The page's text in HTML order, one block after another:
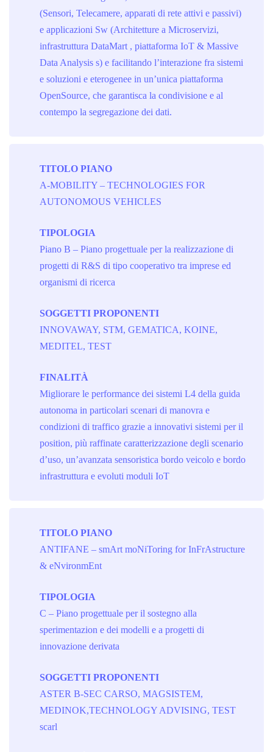
(Sensori, Telecamere, apparati di rete attivi e passivi)
e applicazioni Sw (Architetture a Microservizi,
infrastruttura DataMart , piattaforma IoT & Massive
Data Analysis s) e facilitando l’interazione fra sistemi
e soluzioni e eterogenee in un’unica piattaforma
OpenSource, che garantisca la condivisione e al
contempo la segregazione dei dati.
TITOLO PIANO
A-MOBILITY – TECHNOLOGIES FOR
AUTONOMOUS VEHICLES
TIPOLOGIA
Piano B – Piano progettuale per la realizzazione di
progetti di R&S di tipo cooperativo tra imprese ed
organismi di ricerca
SOGGETTI PROPONENTI
INNOVAWAY, STM, GEMATICA, KOINE,
MEDITEL, TEST
FINALITÀ
Migliorare le performance dei sistemi L4 della guida
autonoma in particolari scenari di manovra e
condizioni di traffico grazie a innovativi sistemi per il
position, più raffinate caratterizzazione degli scenario
d’uso, un’avanzata sensoristica bordo veicolo e bordo
infrastruttura e evoluti moduli IoT
TITOLO PIANO
ANTIFANE – smArt moNiToring for InFrAstructure
& eNvironmEnt
TIPOLOGIA
C – Piano progettuale per il sostegno alla
sperimentazion e dei modelli e a progetti di
innovazione derivata
SOGGETTI PROPONENTI
ASTER B-SEC CARSO, MAGSISTEM,
MEDINOK,TECHNOLOGY ADVISING, TEST
scarl